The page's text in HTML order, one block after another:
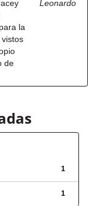
la
de
Leonardo
1
1